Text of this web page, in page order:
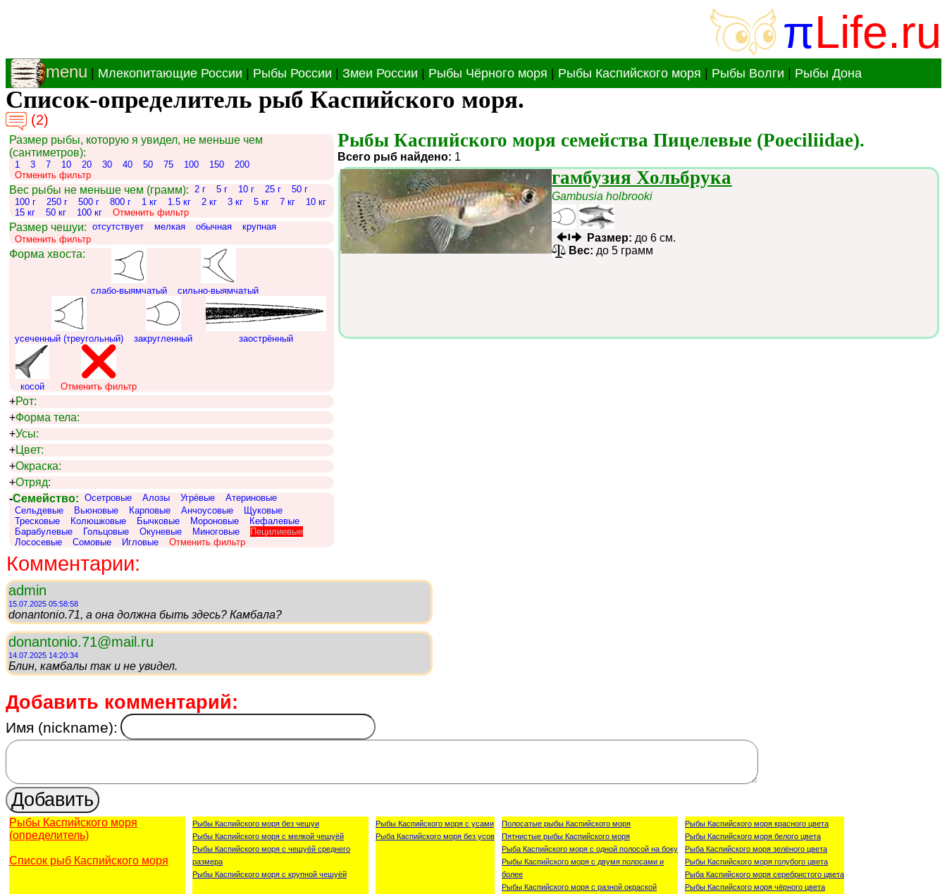
πLife.ru
menu Млекопитающие России Рыбы России Змеи России Рыбы Чёрного моря Рыбы Каспийского моря Рыбы Волги Рыбы Дона
Список-определитель рыб Каспийского моря.
(2)
Размер рыбы, которую я увидел, не меньше чем
(сантиметров):
1 3 7 10 20 30 40 50 75 100 150
200
Отменить фильтр
Вес рыбы не меньше чем (грамм): 2 г 5 г 10 г 25 г
50 г
100 г
250 г 500 г 800 г 1 кг 1.5 кг 2 кг 3 кг 5 кг 7 кг
10 кг
15 кг
50 кг 100 кг Отменить фильтр
Размер чешуи: отсутствует мелкая обычная
крупная
Отменить фильтр
Форма хвоста:
слабо-выямчатый сильно-выямчатый
усеченный (треугольный) закругленный заострённый
косой Отменить фильтр
+Рот:
+Форма тела:
+Усы:
+Цвет:
+Окраска:
+Отряд:
-Семейство: Осетровые Алозы Угрёвые
Атериновые
Сельдевые
Вьюновые Карповые Анчоусовые
Щуковые
Тресковые
Колюшковые Бычковые Мороновые
Кефалевые
Барабулевые
Гольцовые Окуневые Миноговые
Пецилиевые
Лососевые
Сомовые Игловые Отменить фильтр
Рыбы Каспийского моря семейства Пицелевые (Poeciliidae).
Всего рыб найдено: 1
гамбузия Хольбрука
Gambusia holbrooki
Размер: до 6 см.
Вес: до 5 грамм
Комментарии:
admin
15.07.2025 05:58:58
donantonio.71, а она должна быть здесь? Камбала?
donantonio.71@mail.ru
14.07.2025 14:20:34
Блин, камбалы так и не увидел.
Добавить комментарий:
Имя (nickname):
Рыбы Каспийского моря
(определитель)
Список рыб Каспийского моря
Рыбы Каспийского моря без чешуи
Рыбы Каспийского моря с мелкой чешуёй
Рыбы Каспийского моря с чешуёй среднего
размера
Рыбы Каспийского моря с крупной чешуёй
Рыбы Каспийского моря с усами
Рыба Каспийского моря без усов
Полосатые рыбы Каспийского моря
Пятнистые рыбы Каспийского моря
Рыба Каспийского моря с одной полосой на боку
Рыбы Каспийского моря с двумя полосами и
более
Рыбы Каспийского моря с разной окраской
Рыбы Каспийского моря красного цвета
Рыбы Каспийского моря белого цвета
Рыба Каспийского моря зелёного цвета
Рыбы Каспийского моря голубого цвета
Рыба Каспийского моря серебристого цвета
Рыбы Каспийского моря чёрного цвета